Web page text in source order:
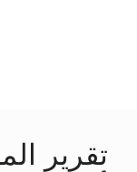
تقرير